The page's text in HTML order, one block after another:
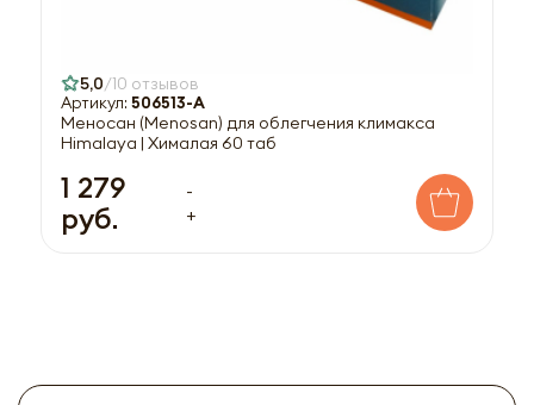
5,0 10 отзывов
Артикул: 506513-A
Меносан (Menosan) для облегчения климакса
Himalaya | Хималая 60 таб
1 279
руб.
-
+